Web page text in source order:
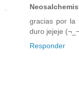
gracias por la
duro jejeje
Responder